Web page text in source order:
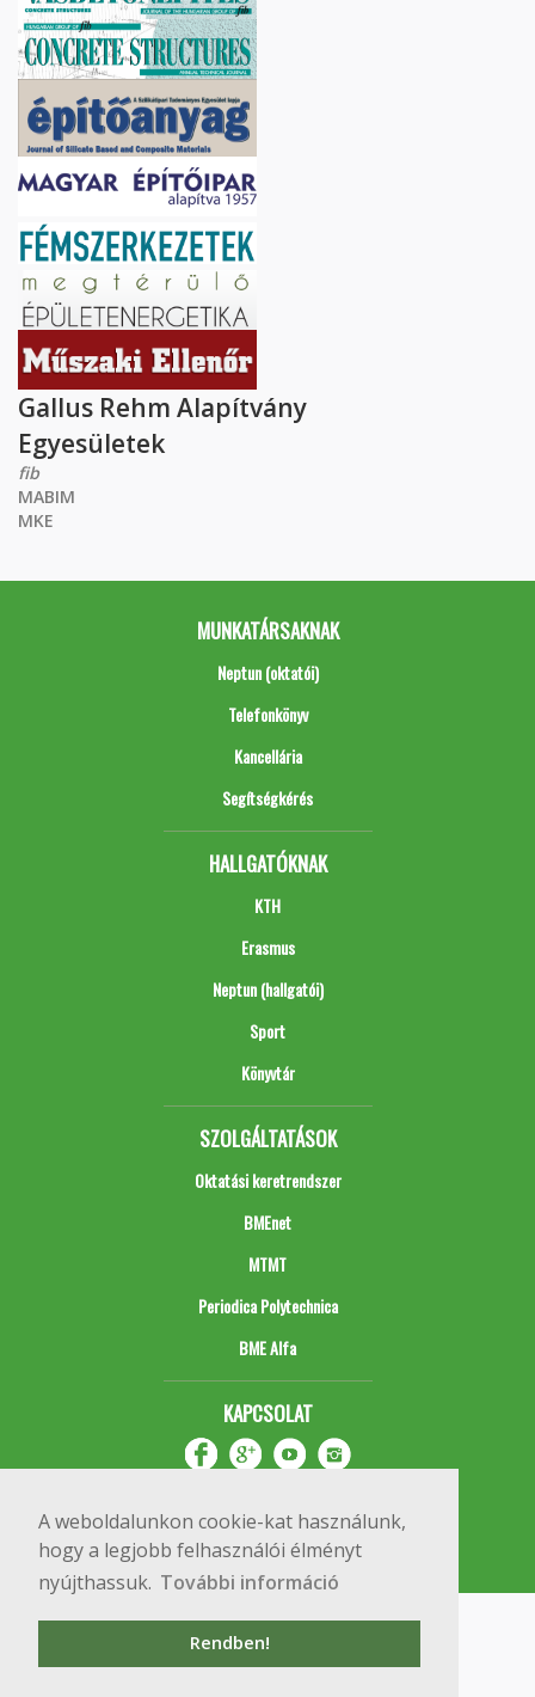
A weboldalunkon cookie-kat használunk,
hogy a legjobb felhasználói élményt
nyújthassuk. További információ
Rendben!
Gallus Rehm Alapítvány
Egyesületek
fib
MABIM
MKE
MUNKATÁRSAKNAK
Neptun (oktatói)
Telefonkönyv
Kancellária
Segítségkérés
HALLGATÓKNAK
KTH
Erasmus
Neptun (hallgatói)
Sport
Könyvtár
SZOLGÁLTATÁSOK
Oktatási keretrendszer
BMEnet
MTMT
Periodica Polytechnica
BME Alfa
KAPCSOLAT
Copyright © 2020 BME Építőmérnöki Kar
1111 Budapest, Műegyetem rkp. 3.